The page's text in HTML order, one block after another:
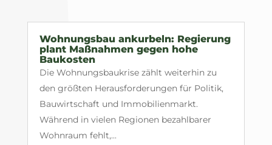
Wohnungsbau ankurbeln: Regierung
plant Maßnahmen gegen hohe
Baukosten
Die Wohnungsbaukrise zählt weiterhin zu
den größten Herausforderungen für Politik,
Bauwirtschaft und Immobilienmarkt.
Während in vielen Regionen bezahlbarer
Wohnraum fehlt,...